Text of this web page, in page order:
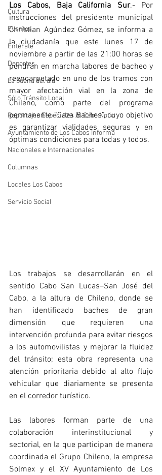
Cultura
Eventos
Entérate
Deportes
La buena del día
Sólo Tránsito Local
Reportajes Especiales Al Cabo Notic
Ayuntamiento de Los Cabos Informa
Nacionales e Internacionales
Columnas
Locales Los Cabos
Servicio Social
Los Cabos, Baja California Sur.- Por
instrucciones del presidente municipal
Christian Agúndez Gómez, se informa a
la ciudadanía que este lunes 17 de
noviembre a partir de las 21:00 horas se
pondrán en marcha labores de bacheo y
reencarpetado en uno de los tramos con
mayor afectación vial en la zona de
Chileno, como parte del programa
permanente “Caza Baches”, cuyo objetivo
es garantizar vialidades seguras y en
óptimas condiciones para todas y todos.
Los trabajos se desarrollarán en el
sentido Cabo San Lucas–San José del
Cabo, a la altura de Chileno, donde se
han identificado baches de gran
dimensión que requieren una
intervención profunda para evitar riesgos
a los automovilistas y mejorar la fluidez
del tránsito; esta obra representa una
atención prioritaria debido al alto flujo
vehicular que diariamente se presenta
en el corredor turístico.
Las labores forman parte de una
colaboración interinstitucional y
sectorial, en la que participan de manera
coordinada el Grupo Chileno, la empresa
Solmex y el XV Ayuntamiento de Los